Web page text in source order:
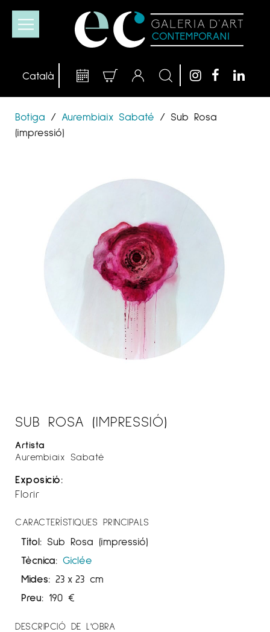
Botiga / Aurembiaix Sabaté / Sub Rosa
(impressió)
SUB ROSA (IMPRESSIÓ)
Artista
Aurembiaix Sabaté
Exposició:
Florir
CARACTERÍSTIQUES PRINCIPALS
Títol: Sub Rosa (impressió)
Tècnica: Giclée
Mides: 23 x 23 cm
Preu: 190 €
DESCRIPCIÓ DE L'OBRA